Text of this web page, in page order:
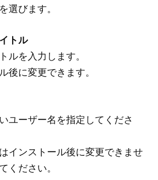
選びます。
トル
ルを入力します。
後に変更できます。
ユーザー名を指定してくださ
インストール後に変更できませ
ください。